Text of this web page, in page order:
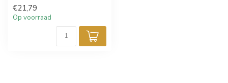
€21,79
Op voorraad